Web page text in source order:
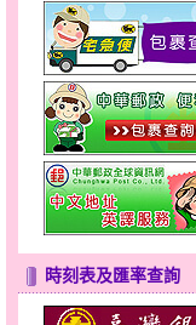
時刻表及匯率查詢